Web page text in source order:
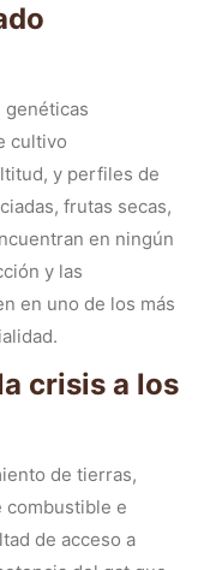
genéticas
cultivo
y perfiles de
frutas secas,
en ningún
y las
en uno de los más
crisis a los
de tierras,
combustible e
de acceso a